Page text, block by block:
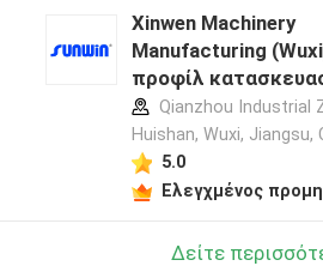
Xinwen Machinery
Manufacturing
προφίλ
Qianzhou Industrial
Huishan, Wuxi, Jiangsu,
5.0
Ελεγχμένος
Δείτε